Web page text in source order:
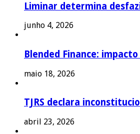
Liminar determina
junho 4, 2026
Blended Finance:
maio 18, 2026
TJRS declara
abril 23, 2026